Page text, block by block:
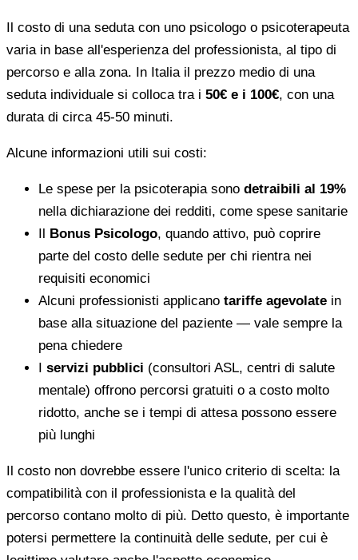
Il costo di una seduta con uno psicologo o psicoterapeuta
varia in base all'esperienza del professionista, al tipo di
percorso e alla zona. In Italia il prezzo medio di una
seduta individuale si colloca tra i 50€ e i 100€, con una
durata di circa 45-50 minuti.
Alcune informazioni utili sui costi:
Le spese per la psicoterapia sono detraibili al 19%
nella dichiarazione dei redditi, come spese sanitarie
Il Bonus Psicologo, quando attivo, può coprire
parte del costo delle sedute per chi rientra nei
requisiti economici
Alcuni professionisti applicano tariffe agevolate in
base alla situazione del paziente — vale sempre la
pena chiedere
I servizi pubblici (consultori ASL, centri di salute
mentale) offrono percorsi gratuiti o a costo molto
ridotto, anche se i tempi di attesa possono essere
più lunghi
Il costo non dovrebbe essere l'unico criterio di scelta: la
compatibilità con il professionista e la qualità del
percorso contano molto di più. Detto questo, è importante
potersi permettere la continuità delle sedute, per cui è